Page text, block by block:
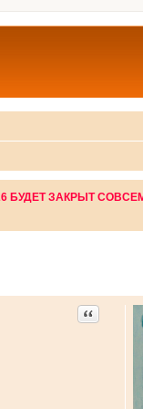
БУДЕТ ЗАКРЫТ
Цитата